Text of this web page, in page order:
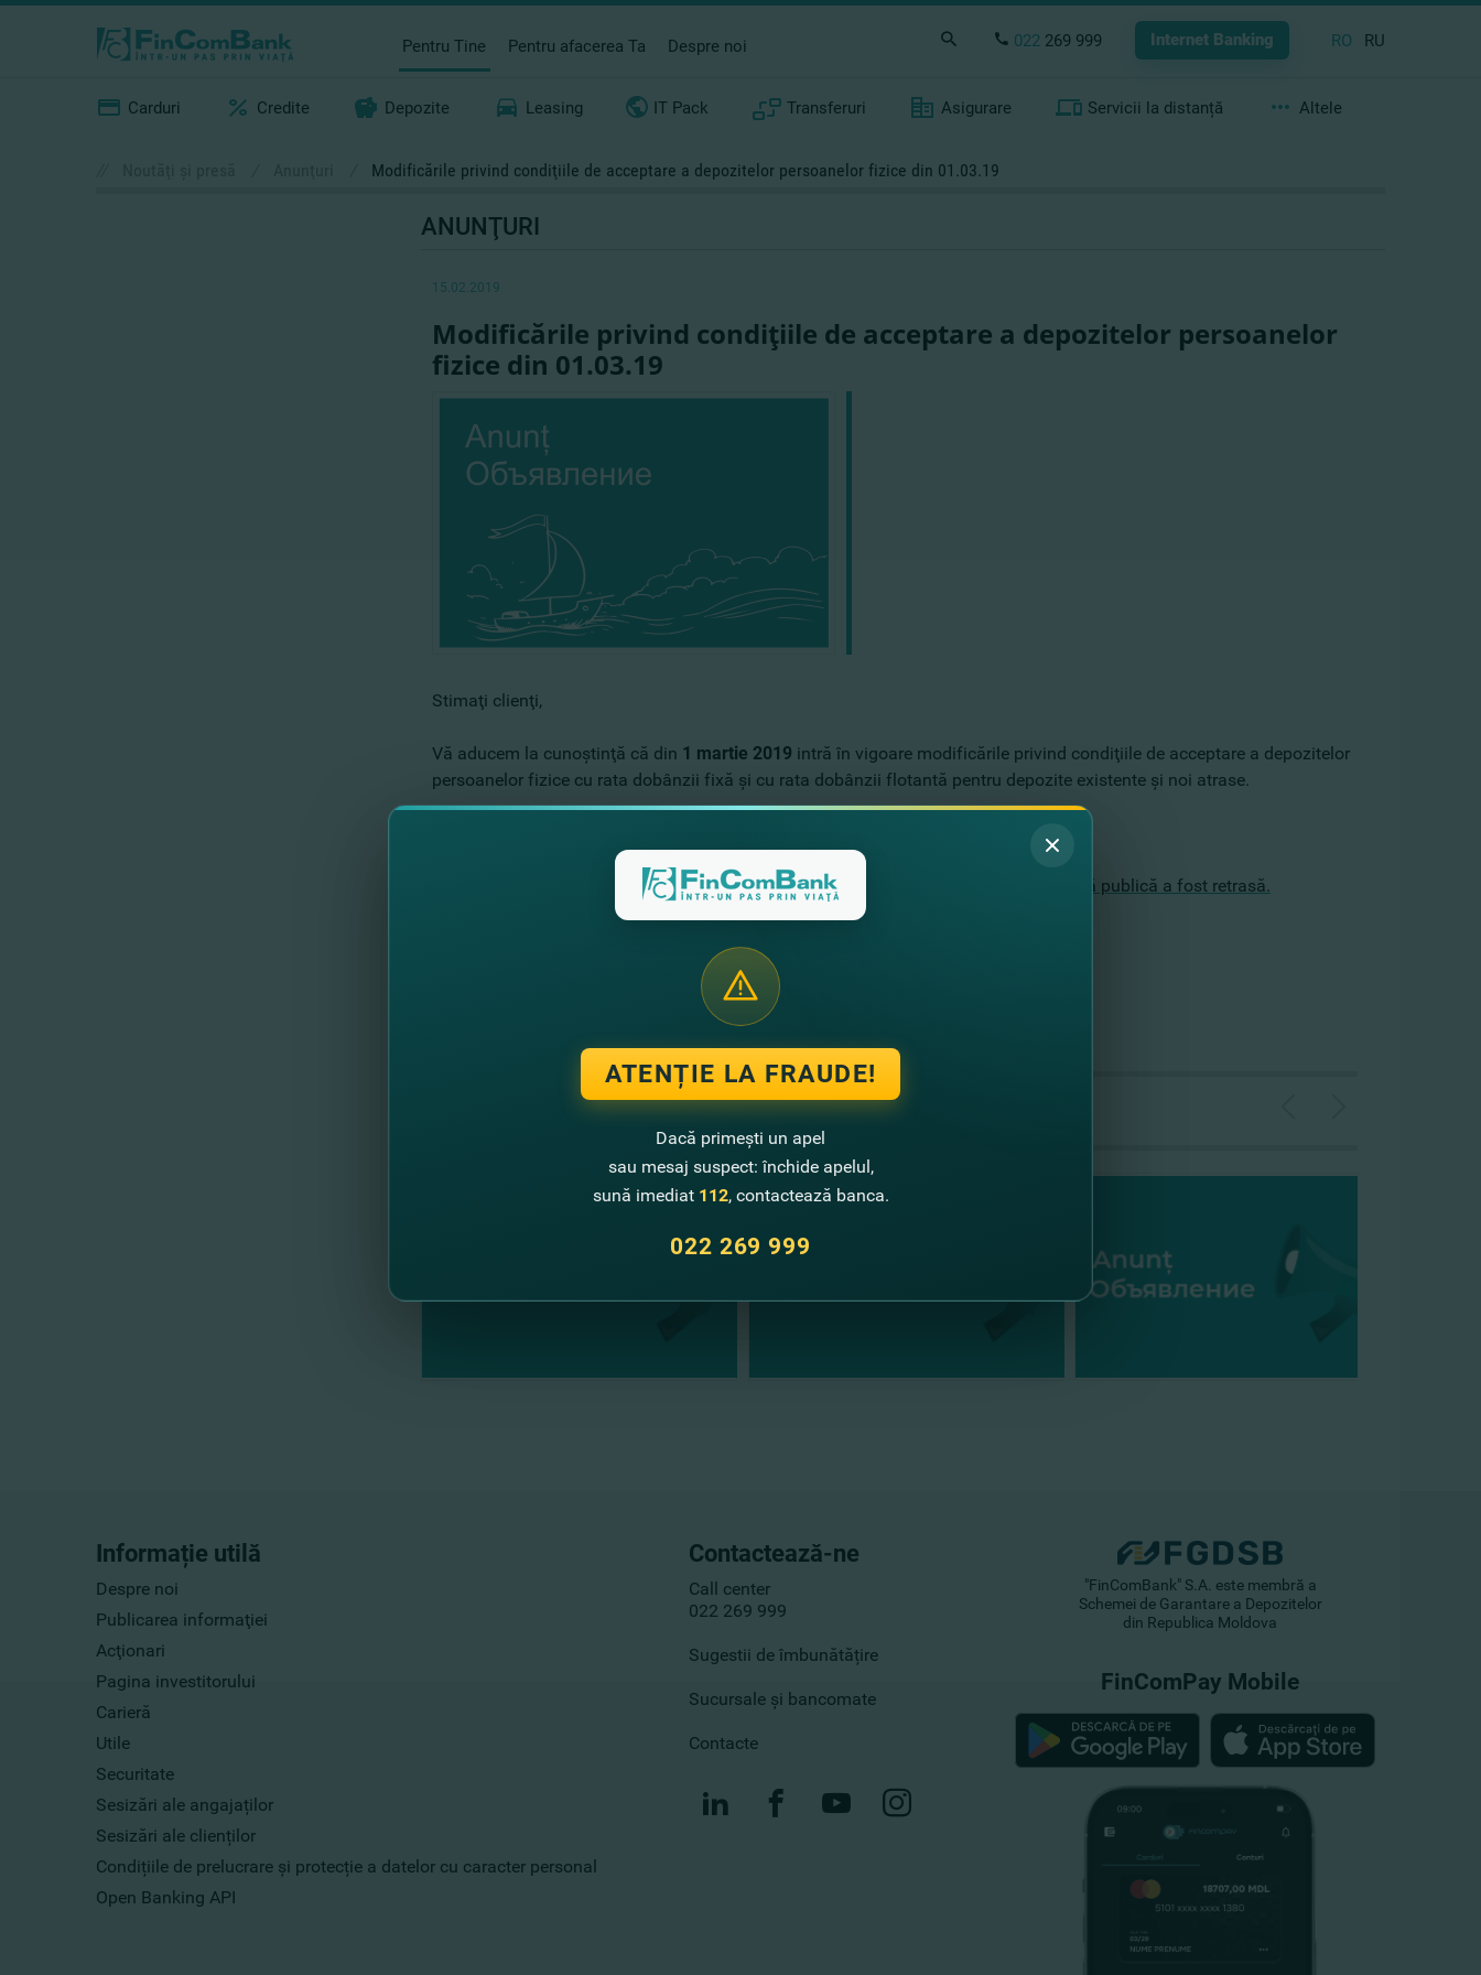
Pentru Tine Pentru afacerea Ta Despre noi 022 269 999 Internet Banking RO RU
Carduri Credite Depozite Leasing IT Pack Transferuri Asigurare Servicii la distanță Altele
Modificările privind condiţiile de acceptare a depozitelor persoanelor fizice din 01.03.19
ANUNŢURI
15.02.2019
Modificările privind condiţiile de acceptare a depozitelor persoanelor
fizice din 01.03.19
Stimaţi clienţi,
Vă aducem la cunoştinţă că din 1 martie 2019 intră în vigoare modificările privind condiţiile de acceptare a depozitelor
persoanelor fizice cu rata dobânzii fixă şi cu rata dobânzii flotantă pentru depozite existente şi noi atrase.
Informaţia privind ratele dobânzilor la depozitele persoanelor fizice pentru care ofertă publică a fost retrasă.
Alte noutăţi
Informație utilă
Despre noi
Publicarea informaţiei
Acţionari
Pagina investitorului
Carieră
Utile
Securitate
Sesizări ale angajaților
Sesizări ale clienților
Condițiile de prelucrare și protecție a datelor cu caracter personal
Open Banking API
Contactează-ne
Call center
022 269 999
Sugestii de îmbunătățire
Sucursale și bancomate
Contacte
"FinComBank" S.A. este membră a
Schemei de Garantare a Depozitelor
din Republica Moldova
FinComPay Mobile
ATENȚIE LA FRAUDE!
Dacă primești un apel
sau mesaj suspect: închide apelul,
sună imediat 112, contactează banca.
022 269 999